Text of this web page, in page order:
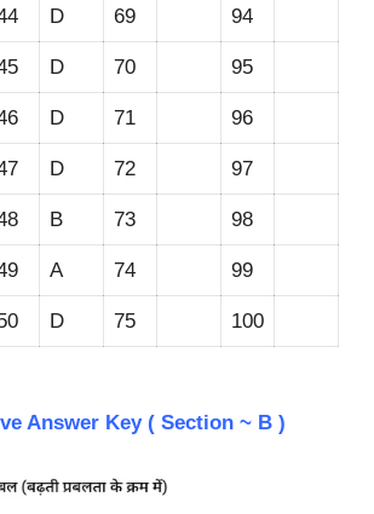
D 69 94
D 70 95
D 71 96
D 72 97
B 73 98
A 74 99
D 75 100
Answer Key ( Section ~ B )